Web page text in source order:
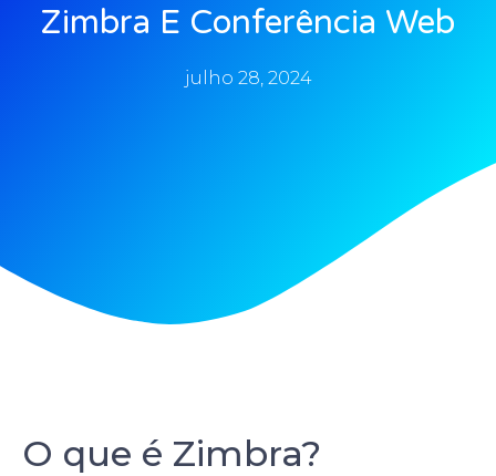
Zimbra E Conferência Web
julho 28, 2024
O que é Zimbra?